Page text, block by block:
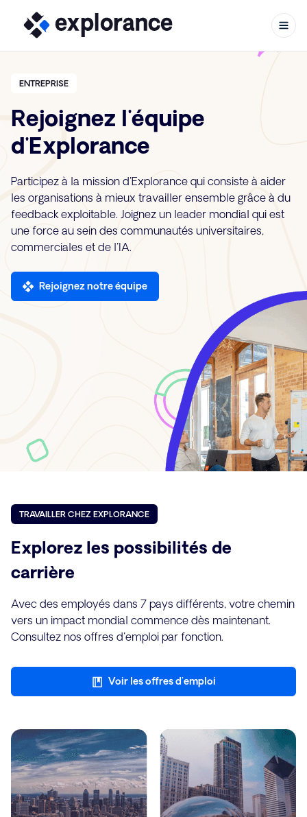
Aller au contenu
ENTREPRISE
Rejoignez l'équipe
d'Explorance
Participez à la mission d'Explorance qui consiste à aider
les organisations à mieux travailler ensemble grâce à du
feedback exploitable. Joignez un leader mondial qui est
une force au sein des communautés universitaires,
commerciales et de l'IA.
Rejoignez notre équipe
TRAVAILLER CHEZ EXPLORANCE
Explorez les possibilités de
carrière
Avec des employés dans 7 pays différents, votre chemin
vers un impact mondial commence dès maintenant.
Consultez nos offres d'emploi par fonction.
Voir les offres d'emploi